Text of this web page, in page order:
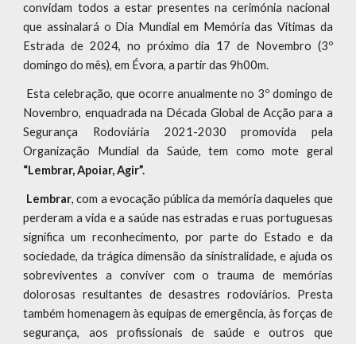
convidam todos a estar presentes na cerimónia nacional
que assinalará o Dia Mundial em Memória das Vítimas da
Estrada de 2024, no próximo dia 17 de Novembro (3º
domingo do mês), em Évora, a partir das 9h00m.
Esta celebração, que ocorre anualmente no 3º domingo de
Novembro, enquadrada na Década Global de Acção para a
Segurança Rodoviária 2021-2030 promovida pela
Organização Mundial da Saúde, tem como mote geral
“Lembrar, Apoiar, Agir”.
Lembrar, com a evocação pública da memória daqueles que
perderam a vida e a saúde nas estradas e ruas portuguesas
significa um reconhecimento, por parte do Estado e da
sociedade, da trágica dimensão da sinistralidade, e ajuda os
sobreviventes a conviver com o trauma de memórias
dolorosas resultantes de desastres rodoviários. Presta
também homenagem às equipas de emergência, às forças de
segurança, aos profissionais de saúde e outros que